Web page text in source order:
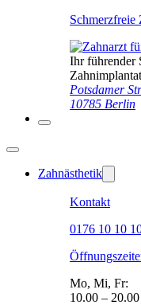
Schmerzfreie
Ihr führender
Potsdamer
10785 Berlin
Zahnästhetik
Kontakt
0176 10 10
Mo, Mi, Fr:
10.00 –